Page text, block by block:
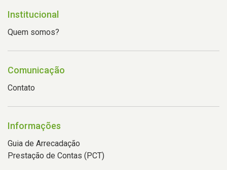
Institucional
Quem somos?
Comunicação
Contato
Informações
Guia de Arrecadação
Prestação de Contas (PCT)